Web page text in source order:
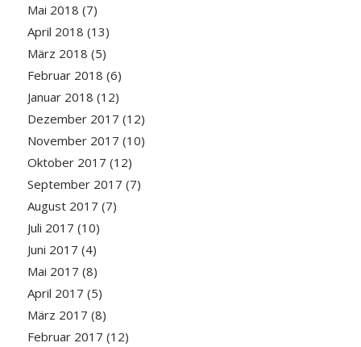
Mai 2018 (7)
April 2018 (13)
März 2018 (5)
Februar 2018 (6)
Januar 2018 (12)
Dezember 2017 (12)
November 2017 (10)
Oktober 2017 (12)
September 2017 (7)
August 2017 (7)
Juli 2017 (10)
Juni 2017 (4)
Mai 2017 (8)
April 2017 (5)
März 2017 (8)
Februar 2017 (12)